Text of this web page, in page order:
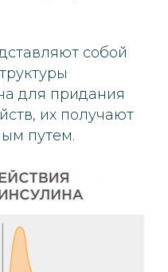
собой
для придания
их получают
путем.